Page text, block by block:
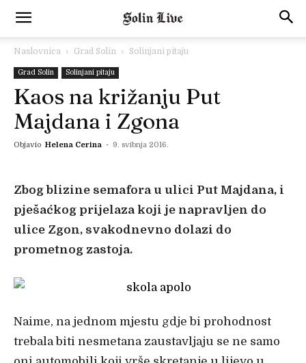
Naslovnica Grad Solin Solinjani pitaju
Grad Solin Solinjani pitaju
Kaos na križanju Put
Majdana i Zgona
Objavio Helena Cerina - 9. svibnja 2016.
Zbog blizine semafora u ulici Put Majdana, i
pješaćkog prijelaza koji je napravljen do
ulice Zgon, svakodnevno dolazi do
prometnog zastoja.
Naime, na jednom mjestu gdje bi prohodnost
trebala biti nesmetana zaustavljaju se ne samo